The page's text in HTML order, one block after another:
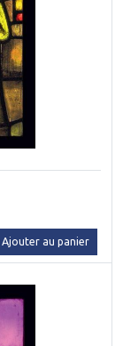
Ajouter au panier